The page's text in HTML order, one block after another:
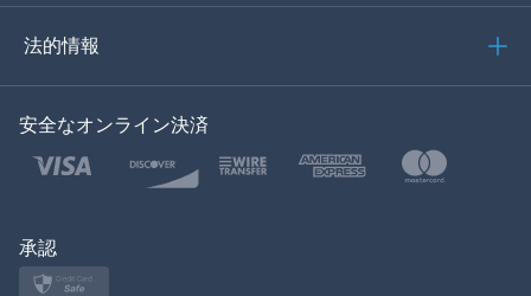
トルコ語
ポーランド語
法的情報
安全なオンライン決済
承認